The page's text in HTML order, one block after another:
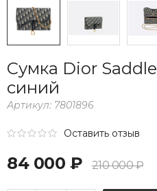
Сумка Dior Saddle
синий
Артикул: 7801896
Оставить отзыв
84 000 ₽ 210 000 ₽